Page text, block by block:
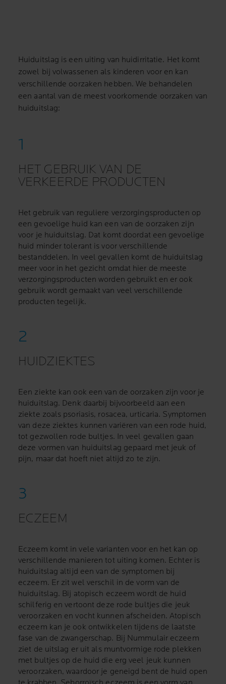
Huiduitslag is een uiting van huidirritatie. Het komt
zowel bij volwassenen als kinderen voor en kan
verschillende oorzaken hebben. We behandelen
een aantal van de meest voorkomende oorzaken van
huiduitslag:
HET GEBRUIK VAN DE
VERKEERDE PRODUCTEN
Het gebruik van reguliere verzorgingsproducten op
een gevoelige huid kan een van de oorzaken zijn
voor je huiduitslag. Dat komt doordat een gevoelige
huid minder tolerant is voor verschillende
bestanddelen. In veel gevallen komt de huiduitslag
meer voor in het gezicht omdat hier de meeste
verzorgingsproducten worden gebruikt en er ook
gebruik wordt gemaakt van veel verschillende
producten tegelijk.
HUIDZIEKTES
Een ziekte kan ook een van de oorzaken zijn voor je
huiduitslag. Denk daarbij bijvoorbeeld aan een
ziekte zoals psoriasis, rosacea, urticaria. Symptomen
van deze ziektes kunnen variëren van een rode huid,
tot gezwollen rode bultjes. In veel gevallen gaan
deze vormen van huiduitslag gepaard met jeuk of
pijn, maar dat hoeft niet altijd zo te zijn.
ECZEEM
Eczeem komt in vele varianten voor en het kan op
verschillende manieren tot uiting komen. Echter is
huiduitslag altijd een van de symptomen bij
eczeem. Er zit wel verschil in de vorm van de
huiduitslag. Bij atopisch eczeem wordt de huid
schilferig en vertoont deze rode bultjes die jeuk
veroorzaken en vocht kunnen afscheiden. Atopisch
eczeem kan je ook ontwikkelen tijdens de laatste
fase van de zwangerschap. Bij Nummulair eczeem
ziet de uitslag er uit als muntvormige rode plekken
met bultjes op de huid die erg veel jeuk kunnen
veroorzaken, waardoor je geneigd bent de huid open